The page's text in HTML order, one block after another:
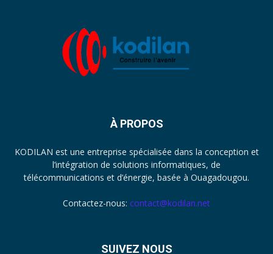
À PROPOS
KODILAN est une entreprise spécialisée dans la conception et
l’intégration de solutions informatiques, de
télécommunications et d’énergie, basée à Ouagadougou.
Contactez-nous: contact@kodilan.net
SUIVEZ NOUS